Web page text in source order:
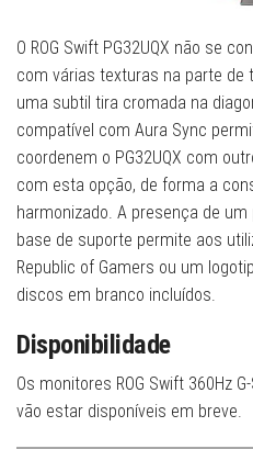
O ROG Swift PG32UQX não se
com várias texturas na parte de
uma subtil tira cromada na
compatível com Aura Sync
coordenem o PG32UQX com
com esta opção, de forma a
harmonizado. A presença de um
base de suporte permite aos
Republic of Gamers ou um
discos em branco incluídos.
Disponibilidade
Os monitores ROG Swift 360Hz
vão estar disponíveis em breve.